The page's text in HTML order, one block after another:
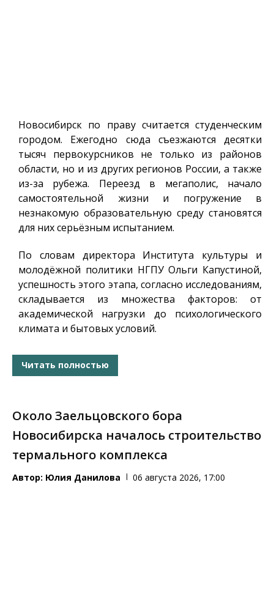
Новосибирск по праву считается студенческим
городом. Ежегодно сюда съезжаются десятки
тысяч первокурсников не только из районов
области, но и из других регионов России, а также
из-за рубежа. Переезд в мегаполис, начало
самостоятельной жизни и погружение в
незнакомую образовательную среду становятся
для них серьёзным испытанием.
По словам директора Института культуры и
молодёжной политики НГПУ Ольги Капустиной,
успешность этого этапа, согласно исследованиям,
складывается из множества факторов: от
академической нагрузки до психологического
климата и бытовых условий.
Читать полностью
Около Заельцовского бора
Новосибирска началось строительство
термального комплекса
Автор: Юлия Данилова 06 августа 2026, 17:00